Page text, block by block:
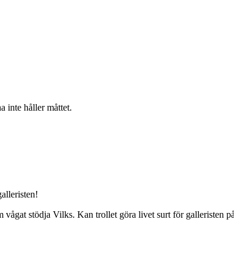
inte håller måttet.
vågat stödja Vilks. Kan trollet göra livet surt för galleristen